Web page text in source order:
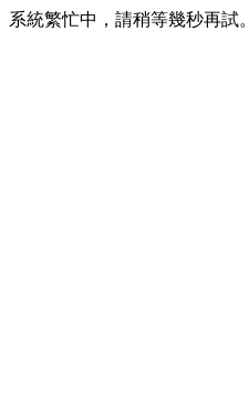
系統繁忙中，請稍等幾秒再試。